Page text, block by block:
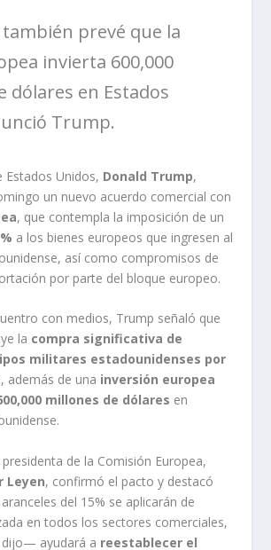
también prevé que la
invierta 600,000
dólares en Estados
Trump.
Estados Unidos, Donald Trump,
un nuevo acuerdo comercial con
, que contempla la imposición de un
a los bienes europeos que ingresen al
así como compromisos de
por parte del bloque europeo.
con medios, Trump señaló que
la compra significativa de
militares estadounidenses por
, además de una inversión europea
millones de dólares en
de la Comisión Europea,
Leyen, confirmó el pacto y destacó
del 15% se aplicarán de
en todos los sectores comerciales,
ayudará a reestablecer el